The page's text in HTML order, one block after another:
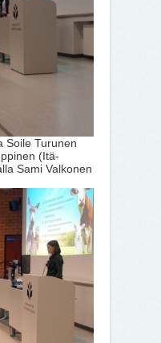
Soile Turunen
(Itä-
Sami Valkonen